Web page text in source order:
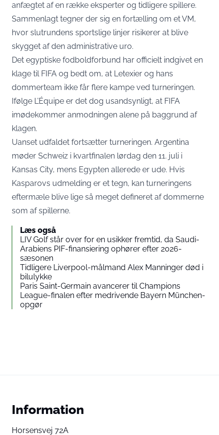
anfægtet af en række eksperter og tidligere spillere.
Sammenlagt tegner der sig en fortælling om et VM,
hvor slutrundens sportslige linjer risikerer at blive
skygget af den administrative uro.
Det egyptiske fodboldforbund har officielt indgivet en
klage til FIFA og bedt om, at Letexier og hans
dommerteam ikke får flere kampe ved turneringen.
Ifølge L’Équipe er det dog usandsynligt, at FIFA
imødekommer anmodningen alene på baggrund af
klagen.
Uanset udfaldet fortsætter turneringen. Argentina
møder Schweiz i kvartfinalen lørdag den 11. juli i
Kansas City, mens Egypten allerede er ude. Hvis
Kasparovs udmelding er et tegn, kan turneringens
eftermæle blive lige så meget defineret af dommerne
som af spillerne.
Læs også
LIV Golf står over for en usikker fremtid, da Saudi-
Arabiens PIF-finansiering ophører efter 2026-
sæsonen
Tidligere Liverpool-målmand Alex Manninger død i
bilulykke
Paris Saint-Germain avancerer til Champions
League-finalen efter medrivende Bayern München-
opgør
Information
Horsensvej 72A